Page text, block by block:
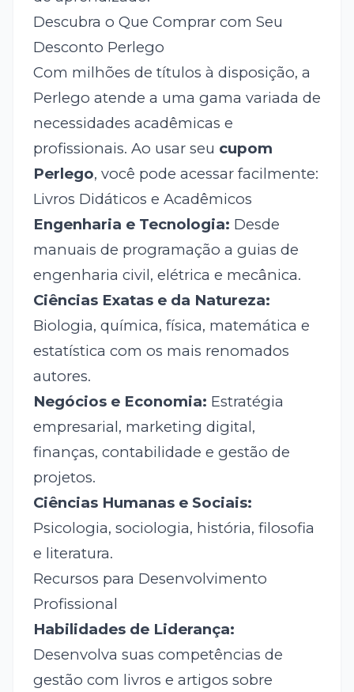
Descubra o Que Comprar com Seu
Desconto Perlego
Com milhões de títulos à disposição, a
Perlego atende a uma gama variada de
necessidades acadêmicas e
profissionais. Ao usar seu cupom
Perlego, você pode acessar facilmente:
Livros Didáticos e Acadêmicos
Engenharia e Tecnologia: Desde
manuais de programação a guias de
engenharia civil, elétrica e mecânica.
Ciências Exatas e da Natureza:
Biologia, química, física, matemática e
estatística com os mais renomados
autores.
Negócios e Economia: Estratégia
empresarial, marketing digital,
finanças, contabilidade e gestão de
projetos.
Ciências Humanas e Sociais:
Psicologia, sociologia, história, filosofia
e literatura.
Recursos para Desenvolvimento
Profissional
Habilidades de Liderança:
Desenvolva suas competências de
gestão com livros e artigos sobre